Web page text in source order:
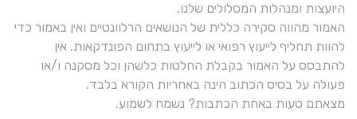
היועצות ומנהלות המסלולים שלנו.
האמור מהווה סקירה כללית של הנושאים הרלוונטיים ואין באמור כדי
להוות תחליף לייעוץ רפואי או לייעוץ בתחום הפונדקאות. אין
להתבסס על האמור בקבלת החלטות כלשהן וכל מסקנה ו/או
פעולה על בסיס הכתוב הינה באחריות הקורא בלבד.
מצאתם טעות באחת הכתבות? נשמח לשמוע.